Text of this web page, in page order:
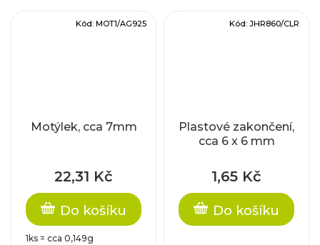
Motýlek, cca 7mm
22,31 Kč
Do košíku
1ks = cca 0,149g
Kód: MOT1/AG925
Plastové zakončení,
cca 6 x 6 mm
1,65 Kč
Do košíku
Kód: JHR860/CLR